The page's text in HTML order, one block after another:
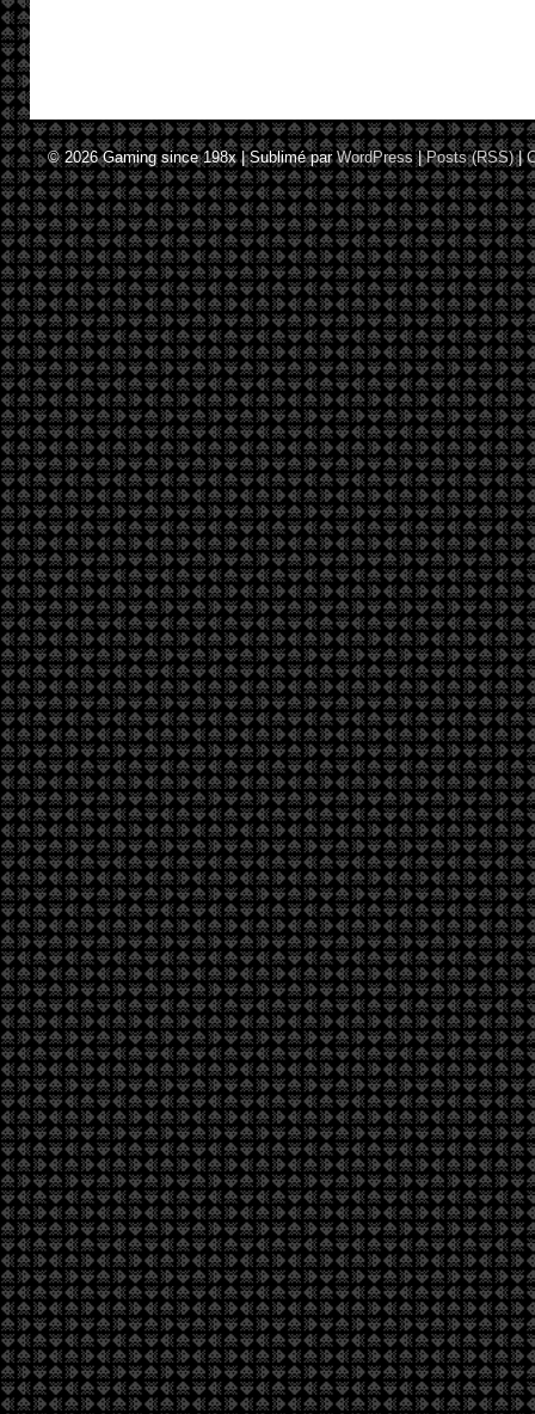
© 2026Gaming since 198x|Sublimé parWordPress |Posts (RSS)|